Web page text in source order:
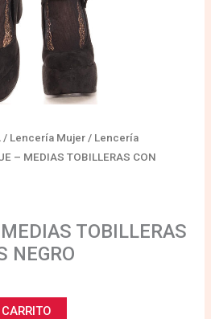
/ Lencería Mujer / Lencería
– MEDIAS TOBILLERAS CON
TOBILLERAS
NEGRO